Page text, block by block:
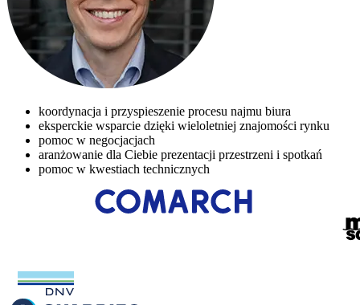
koordynacja i przyspieszenie procesu najmu biura
eksperckie wsparcie dzięki wieloletniej znajomości rynku
pomoc w negocjacjach
aranżowanie dla Ciebie prezentacji przestrzeni i spotkań
pomoc w kwestiach technicznych